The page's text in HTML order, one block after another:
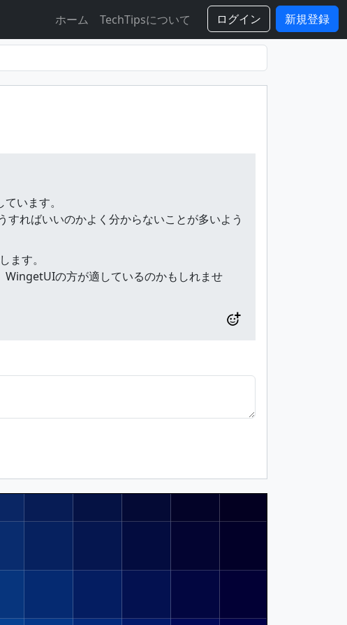
ホーム TechTipsについて ログイン 新規登録
います。
ればいいのかよく分からないことが多いよう
す。
の方が適しているのかもしれませ